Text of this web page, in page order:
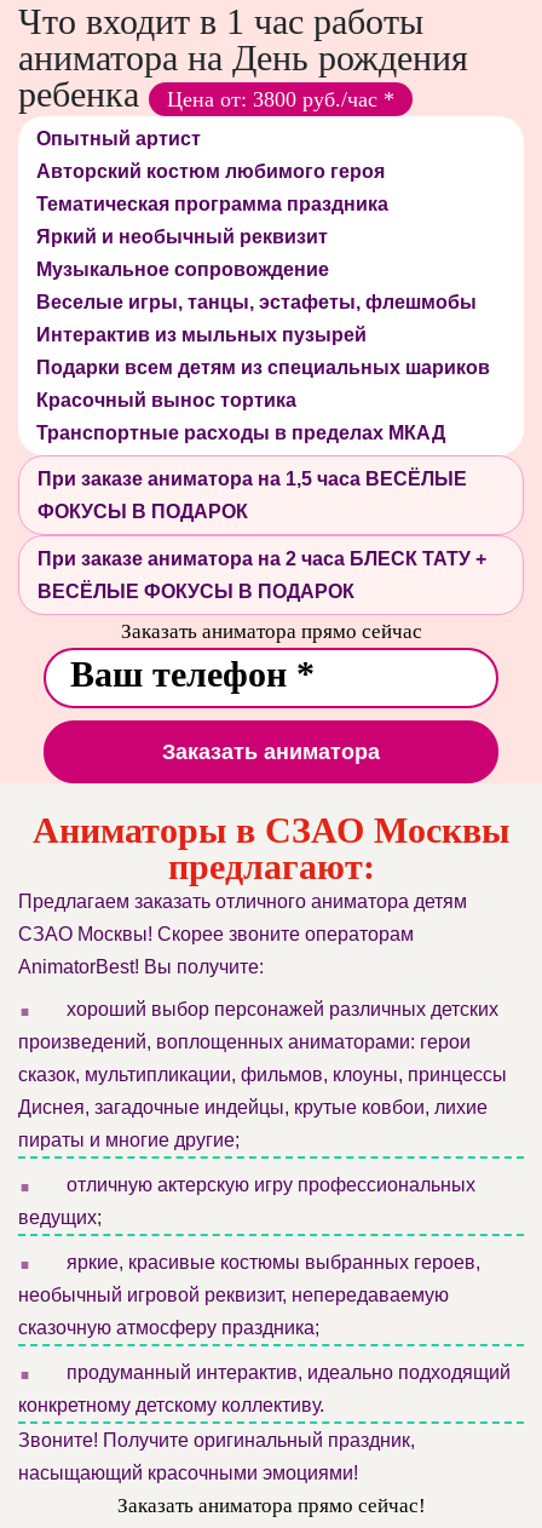
Что входит в 1 час работы
аниматора на День рождения
ребенка
Цена от: 3800 руб./час *
Опытный артист
Авторский костюм любимого героя
Тематическая программа праздника
Яркий и необычный реквизит
Музыкальное сопровождение
Веселые игры, танцы, эстафеты, флешмобы
Интерактив из мыльных пузырей
Подарки всем детям из специальных шариков
Красочный вынос тортика
Транспортные расходы в пределах МКАД
При заказе аниматора на 1,5 часа ВЕСЁЛЫЕ
ФОКУСЫ В ПОДАРОК
При заказе аниматора на 2 часа БЛЕСК ТАТУ +
ВЕСЁЛЫЕ ФОКУСЫ В ПОДАРОК
Заказать аниматора прямо сейчас
Заказать аниматора
Аниматоры в СЗАО Москвы
предлагают:
Предлагаем заказать отличного аниматора детям
СЗАО Москвы! Скорее звоните операторам
AnimatorBest! Вы получите:
.
хороший выбор персонажей различных детских
произведений, воплощенных аниматорами: герои
сказок, мультипликации, фильмов, клоуны, принцессы
Диснея, загадочные индейцы, крутые ковбои, лихие
пираты и многие другие;
.
отличную актерскую игру профессиональных
ведущих;
.
яркие, красивые костюмы выбранных героев,
необычный игровой реквизит, непередаваемую
сказочную атмосферу праздника;
.
продуманный интерактив, идеально подходящий
конкретному детскому коллективу.
Звоните! Получите оригинальный праздник,
насыщающий красочными эмоциями!
Заказать аниматора прямо сейчас!